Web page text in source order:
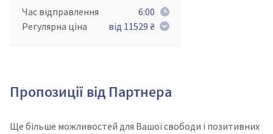
Час відправлення
6:00
Регулярна ціна
від 11529 ₴
Пропозиції від Партнера
Ще більше можливостей для Вашої свободи і позитивних